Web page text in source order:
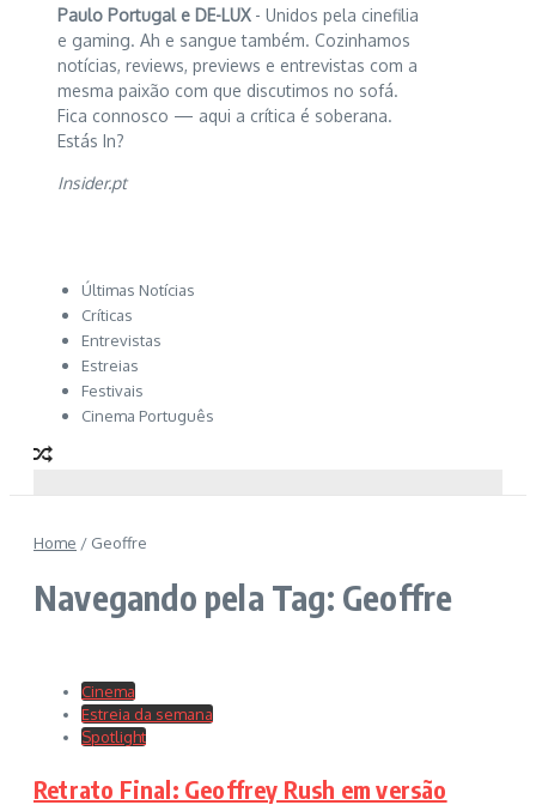
Paulo Portugal e DE-LUX - Unidos pela cinefilia
e gaming. Ah e sangue também. Cozinhamos
notícias, reviews, previews e entrevistas com a
mesma paixão com que discutimos no sofá.
Fica connosco — aqui a crítica é soberana.
Estás In?
Insider.pt
Últimas Notícias
Críticas
Entrevistas
Estreias
Festivais
Cinema Português
Home / Geoffre
Navegando pela Tag: Geoffre
Cinema
Estreia da semana
Spotlight
Retrato Final: Geoffrey Rush em versão